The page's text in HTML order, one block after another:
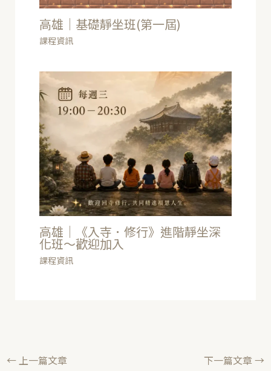
高雄｜基礎靜坐班(第一屆)
課程資訊
高雄｜《入寺．修行》進階靜坐深
化班～歡迎加入
課程資訊
←上一篇文章 下一篇文章→